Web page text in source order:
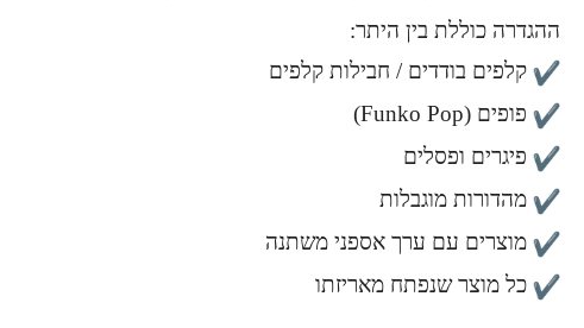
ההגדרה כוללת בין היתר:
קלפים בודדים / חבילות קלפים
פופים (Funko Pop)
פיגרים ופסלים
מהדורות מוגבלות
מוצרים עם ערך אספני משתנה
כל מוצר שנפתח מאריזתו